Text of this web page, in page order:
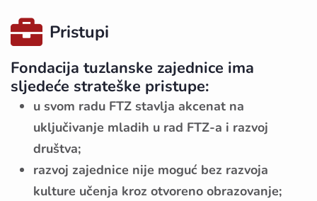
Pristupi
Fondacija tuzlanske zajednice ima
sljedeće strateške pristupe:
u svom radu FTZ stavlja akcenat na
uključivanje mladih u rad FTZ-a i razvoj
društva;
razvoj zajednice nije moguć bez razvoja
kulture učenja kroz otvoreno obrazovanje;